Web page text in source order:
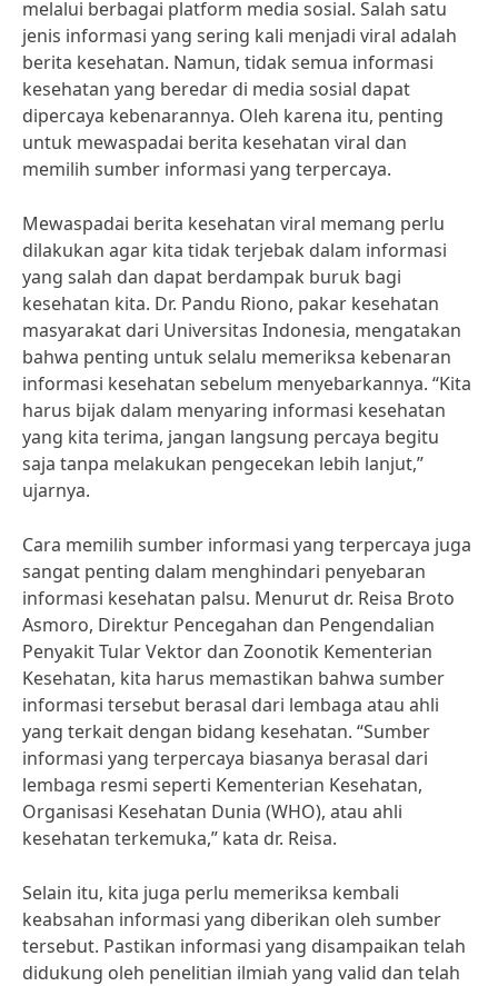
melalui berbagai platform media sosial. Salah satu
jenis informasi yang sering kali menjadi viral adalah
berita kesehatan. Namun, tidak semua informasi
kesehatan yang beredar di media sosial dapat
dipercaya kebenarannya. Oleh karena itu, penting
untuk mewaspadai berita kesehatan viral dan
memilih sumber informasi yang terpercaya.
Mewaspadai berita kesehatan viral memang perlu
dilakukan agar kita tidak terjebak dalam informasi
yang salah dan dapat berdampak buruk bagi
kesehatan kita. Dr. Pandu Riono, pakar kesehatan
masyarakat dari Universitas Indonesia, mengatakan
bahwa penting untuk selalu memeriksa kebenaran
informasi kesehatan sebelum menyebarkannya. “Kita
harus bijak dalam menyaring informasi kesehatan
yang kita terima, jangan langsung percaya begitu
saja tanpa melakukan pengecekan lebih lanjut,”
ujarnya.
Cara memilih sumber informasi yang terpercaya juga
sangat penting dalam menghindari penyebaran
informasi kesehatan palsu. Menurut dr. Reisa Broto
Asmoro, Direktur Pencegahan dan Pengendalian
Penyakit Tular Vektor dan Zoonotik Kementerian
Kesehatan, kita harus memastikan bahwa sumber
informasi tersebut berasal dari lembaga atau ahli
yang terkait dengan bidang kesehatan. “Sumber
informasi yang terpercaya biasanya berasal dari
lembaga resmi seperti Kementerian Kesehatan,
Organisasi Kesehatan Dunia (WHO), atau ahli
kesehatan terkemuka,” kata dr. Reisa.
Selain itu, kita juga perlu memeriksa kembali
keabsahan informasi yang diberikan oleh sumber
tersebut. Pastikan informasi yang disampaikan telah
didukung oleh penelitian ilmiah yang valid dan telah